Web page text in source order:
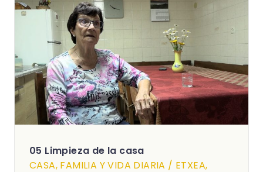
05 Limpieza de la casa
CASA, FAMILIA Y VIDA DIARIA / ETXEA,